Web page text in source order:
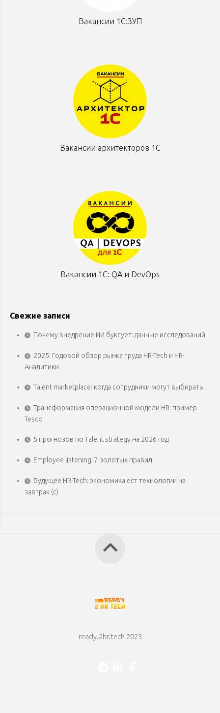
Вакансии 1С:ЗУП
Вакансии архитекторов 1С
Вакансии 1С: QA и DevOps
Свежие записи
Почему внедрение ИИ буксует: данные исследований
2025: Годовой обзор рынка труда HR-Tech и HR-
Аналитики
Talent marketplace: когда сотрудники могут выбирать
Трансформация операционной модели HR: пример
Tesco
5 прогнозов по Talent strategy на 2026 год
Employee listening: 7 золотых правил
Будущее HR-Tech: экономика ест технологии на
завтрак (с)
ready.2hr.tech 2023